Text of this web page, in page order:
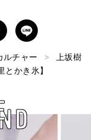
ルチャー
上坂樹
かき氷】